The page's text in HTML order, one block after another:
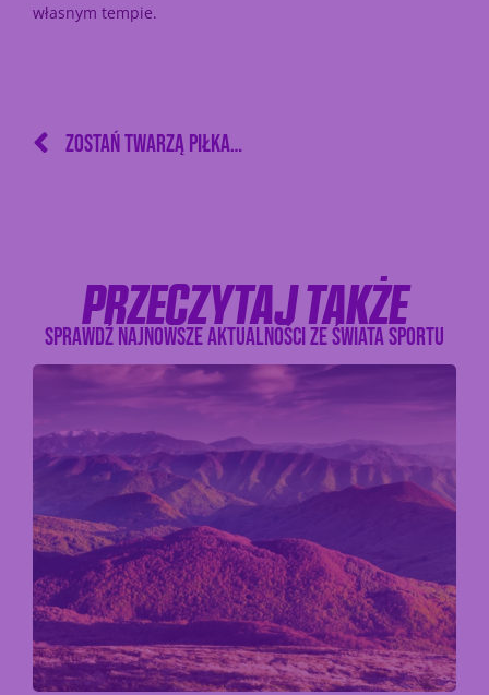
własnym tempie.
ZOSTAŃ TWARZĄ PIŁKARSKIEJ KAMPANII ZINA! PŁATNA SESJA ZDJĘCIOWA W NOWYM SĄCZU – ZGŁOŚ SIĘ JUŻ TERAZ.
PRZECZYTAJ TAKŻE
SPRAWDŹ NAJNOWSZE AKTUALNOŚCI ZE ŚWIATA SPORTU